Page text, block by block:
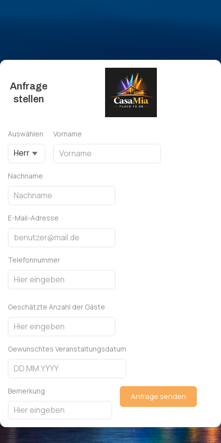
Anfrage
stellen
Auswählen
Herr
Vorname
Nachname
E-Mail-Adresse
Telefonnummer
Geschätzte Anzahl der Gäste
Gewünschtes Veranstaltungsdatum
Bemerkung
Anfrage senden